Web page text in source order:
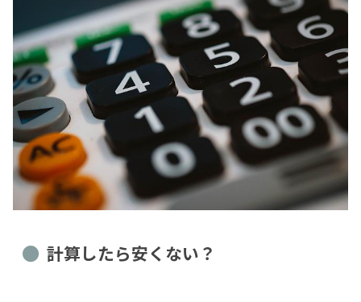
計算したら安くない？